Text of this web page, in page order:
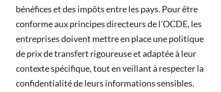
bénéfices et des impôts entre les pays. Pour être
conforme aux principes directeurs de l'OCDE, les
entreprises doivent mettre en place une politique
de prix de transfert rigoureuse et adaptée à leur
contexte spécifique, tout en veillant à respecter la
confidentialité de leurs informations sensibles.